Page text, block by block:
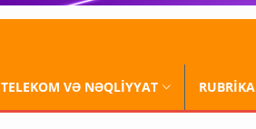
TELEKOM VƏ NƏQLİYYAT RUBRİKA